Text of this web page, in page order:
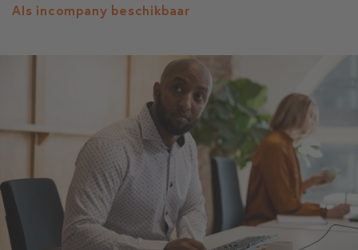
Als incompany beschikbaar